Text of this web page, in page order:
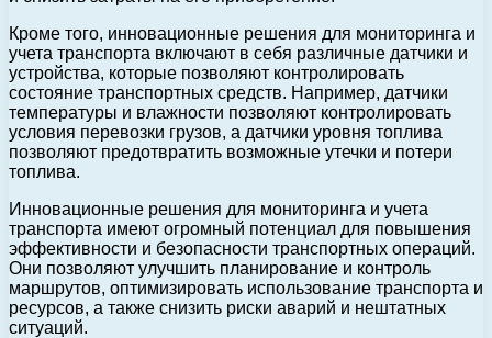
Кроме того, инновационные решения для мониторинга и
учета транспорта включают в себя различные датчики и
устройства, которые позволяют контролировать
состояние транспортных средств. Например, датчики
температуры и влажности позволяют контролировать
условия перевозки грузов, а датчики уровня топлива
позволяют предотвратить возможные утечки и потери
топлива.
Инновационные решения для мониторинга и учета
транспорта имеют огромный потенциал для повышения
эффективности и безопасности транспортных операций.
Они позволяют улучшить планирование и контроль
маршрутов, оптимизировать использование транспорта и
ресурсов, а также снизить риски аварий и нештатных
ситуаций.